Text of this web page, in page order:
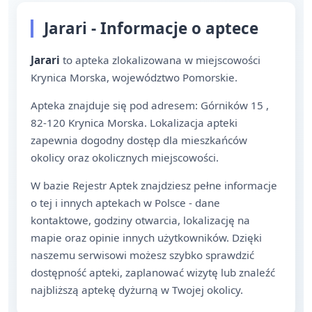
Jarari - Informacje o aptece
Jarari to apteka zlokalizowana w miejscowości
Krynica Morska, województwo Pomorskie.
Apteka znajduje się pod adresem: Górników 15 ,
82-120 Krynica Morska. Lokalizacja apteki
zapewnia dogodny dostęp dla mieszkańców
okolicy oraz okolicznych miejscowości.
W bazie Rejestr Aptek znajdziesz pełne informacje
o tej i innych aptekach w Polsce - dane
kontaktowe, godziny otwarcia, lokalizację na
mapie oraz opinie innych użytkowników. Dzięki
naszemu serwisowi możesz szybko sprawdzić
dostępność apteki, zaplanować wizytę lub znaleźć
najbliższą aptekę dyżurną w Twojej okolicy.